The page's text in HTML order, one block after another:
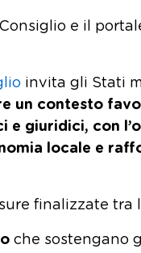
e il
invita gli Stati
un contesto
giuridici, con
locale e
finalizzate tra
che sostengano